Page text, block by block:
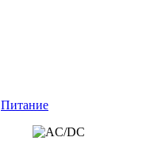
Питание